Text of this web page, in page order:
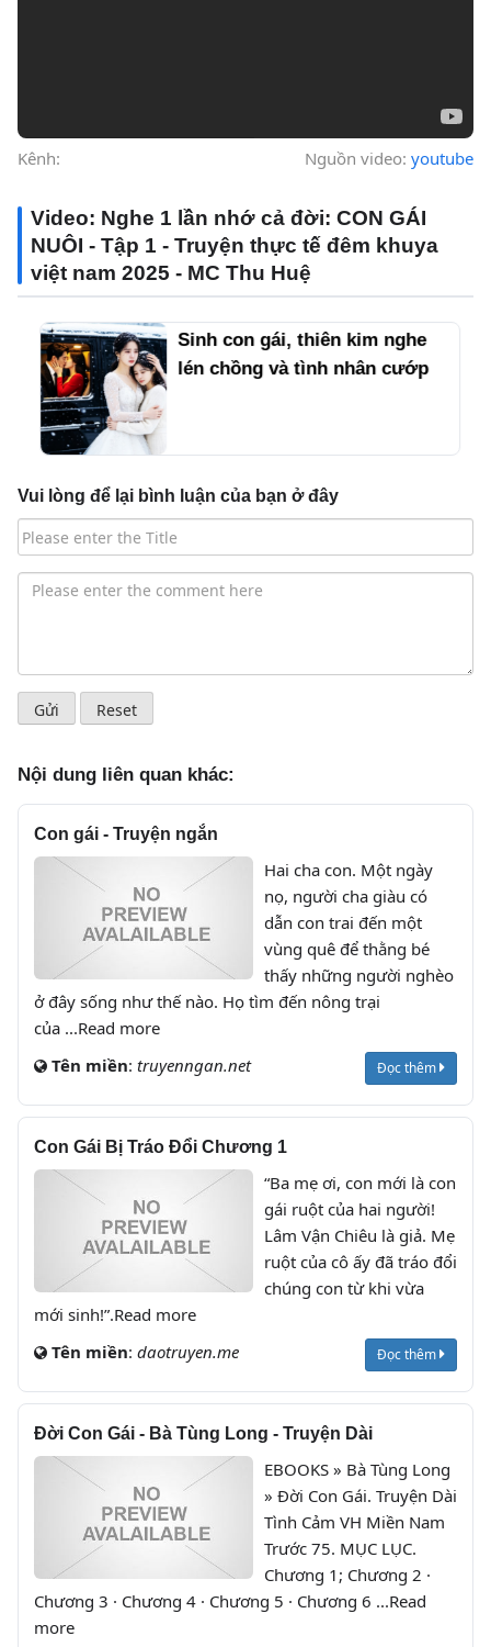
Kênh: Nguồn video: youtube
Video: Nghe 1 lần nhớ cả đời: CON GÁI
NUÔI - Tập 1 - Truyện thực tế đêm khuya
việt nam 2025 - MC Thu Huệ
Sinh con gái, thiên kim nghe
lén chồng và tình nhân cướp
tài sản, rút vốn phá
Vui lòng để lại bình luận của bạn ở đây
Nội dung liên quan khác:
Con gái - Truyện ngắn
Hai cha con. Một ngày
nọ, người cha giàu có
dẫn con trai đến một
vùng quê để thằng bé
thấy những người nghèo
ở đây sống như thế nào. Họ tìm đến nông trại
của ...Read more
Tên miền: truyenngan.net Đọc thêm
Con Gái Bị Tráo Đổi Chương 1
“Ba mẹ ơi, con mới là con
gái ruột của hai người!
Lâm Vận Chiêu là giả. Mẹ
ruột của cô ấy đã tráo đổi
chúng con từ khi vừa
mới sinh!”.Read more
Tên miền: daotruyen.me Đọc thêm
Đời Con Gái - Bà Tùng Long - Truyện Dài
EBOOKS » Bà Tùng Long
» Đời Con Gái. Truyện Dài
Tình Cảm VH Miền Nam
Trước 75. MỤC LỤC.
Chương 1; Chương 2 ·
Chương 3 · Chương 4 · Chương 5 · Chương 6 ...Read
more